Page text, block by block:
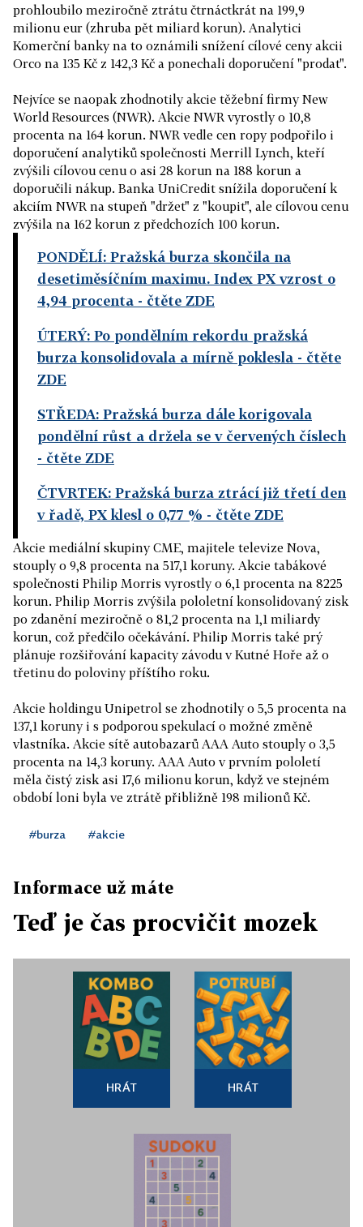
prohloubilo meziročně ztrátu čtrnáctkrát na 199,9
milionu eur (zhruba pět miliard korun). Analytici
Komerční banky na to oznámili snížení cílové ceny akcii
Orco na 135 Kč z 142,3 Kč a ponechali doporučení "prodat".
Nejvíce se naopak zhodnotily akcie těžební firmy New
World Resources (NWR). Akcie NWR vyrostly o 10,8
procenta na 164 korun. NWR vedle cen ropy podpořilo i
doporučení analytiků společnosti Merrill Lynch, kteří
zvýšili cílovou cenu o asi 28 korun na 188 korun a
doporučili nákup. Banka UniCredit snížila doporučení k
akciím NWR na stupeň "držet" z "koupit", ale cílovou cenu
zvýšila na 162 korun z předchozích 100 korun.
PONDĚLÍ: Pražská burza skončila na
desetiměsíčním maximu. Index PX vzrost o
4,94 procenta - čtěte ZDE
ÚTERÝ: Po pondělním rekordu pražská
burza konsolidovala a mírně poklesla - čtěte
ZDE
STŘEDA: Pražská burza dále korigovala
pondělní růst a držela se v červených číslech
- čtěte ZDE
ČTVRTEK: Pražská burza ztrácí již třetí den
v řadě, PX klesl o 0,77 % - čtěte ZDE
Akcie mediální skupiny CME, majitele televize Nova,
stouply o 9,8 procenta na 517,1 koruny. Akcie tabákové
společnosti Philip Morris vyrostly o 6,1 procenta na 8225
korun. Philip Morris zvýšila pololetní konsolidovaný zisk
po zdanění meziročně o 81,2 procenta na 1,1 miliardy
korun, což předčilo očekávání. Philip Morris také prý
plánuje rozšiřování kapacity závodu v Kutné Hoře až o
třetinu do poloviny příštího roku.
Akcie holdingu Unipetrol se zhodnotily o 5,5 procenta na
137,1 koruny i s podporou spekulací o možné změně
vlastníka. Akcie sítě autobazarů AAA Auto stouply o 3,5
procenta na 14,3 koruny. AAA Auto v prvním pololetí
měla čistý zisk asi 17,6 milionu korun, když ve stejném
období loni byla ve ztrátě přibližně 198 milionů Kč.
#burza #akcie
Informace už máte
Teď je čas procvičit mozek
HRÁT HRÁT